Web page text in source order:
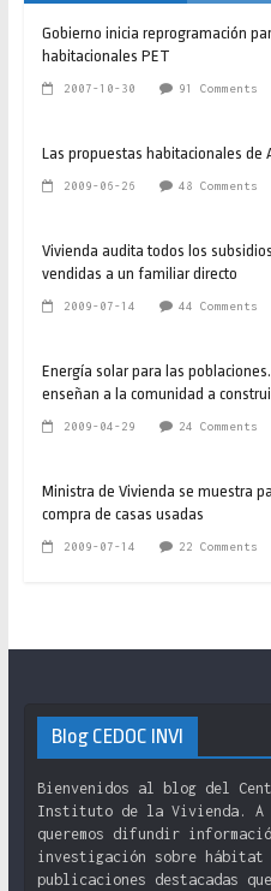
Gobierno inicia reprogramación
habitacionales PET
2007-10-30 91 Comments
Las propuestas habitacionales de
2009-06-26 48 Comments
Vivienda audita todos los
vendidas a un familiar directo
2009-07-14 44 Comments
Energía solar para las
enseñan a la comunidad a
2009-04-29 24 Comments
Ministra de Vivienda se muestra
compra de casas usadas
2009-07-14 22 Comments
Blog CEDOC INVI
Bienvenidos al blog del
Instituto de la Vivienda. A
queremos difundir
investigación sobre hábitat
publicaciones destacadas